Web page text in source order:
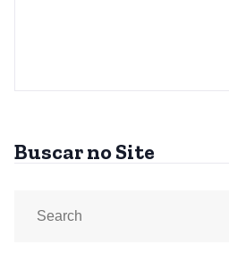
Buscar no Site